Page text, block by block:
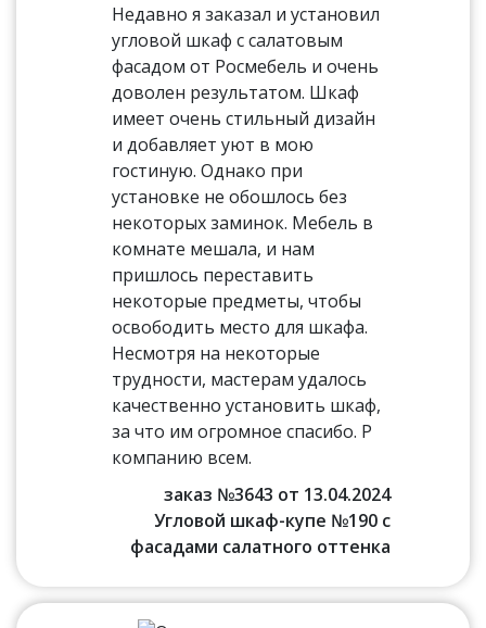
Недавно я заказал и установил
угловой шкаф с салатовым
фасадом от Росмебель и очень
доволен результатом. Шкаф
имеет очень стильный дизайн
и добавляет уют в мою
гостиную. Однако при
установке не обошлось без
некоторых заминок. Мебель в
комнате мешала, и нам
пришлось переставить
некоторые предметы, чтобы
освободить место для шкафа.
Несмотря на некоторые
трудности, мастерам удалось
качественно установить шкаф,
за что им огромное спасибо. Р
компанию всем.
заказ №3643 от 13.04.2024
Угловой шкаф-купе №190 с
фасадами салатного оттенка